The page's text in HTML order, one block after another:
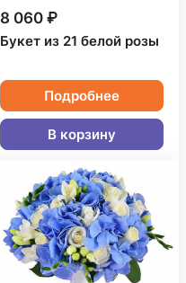
8 060 ₽
Букет из 21 белой розы
Подробнее
В корзину